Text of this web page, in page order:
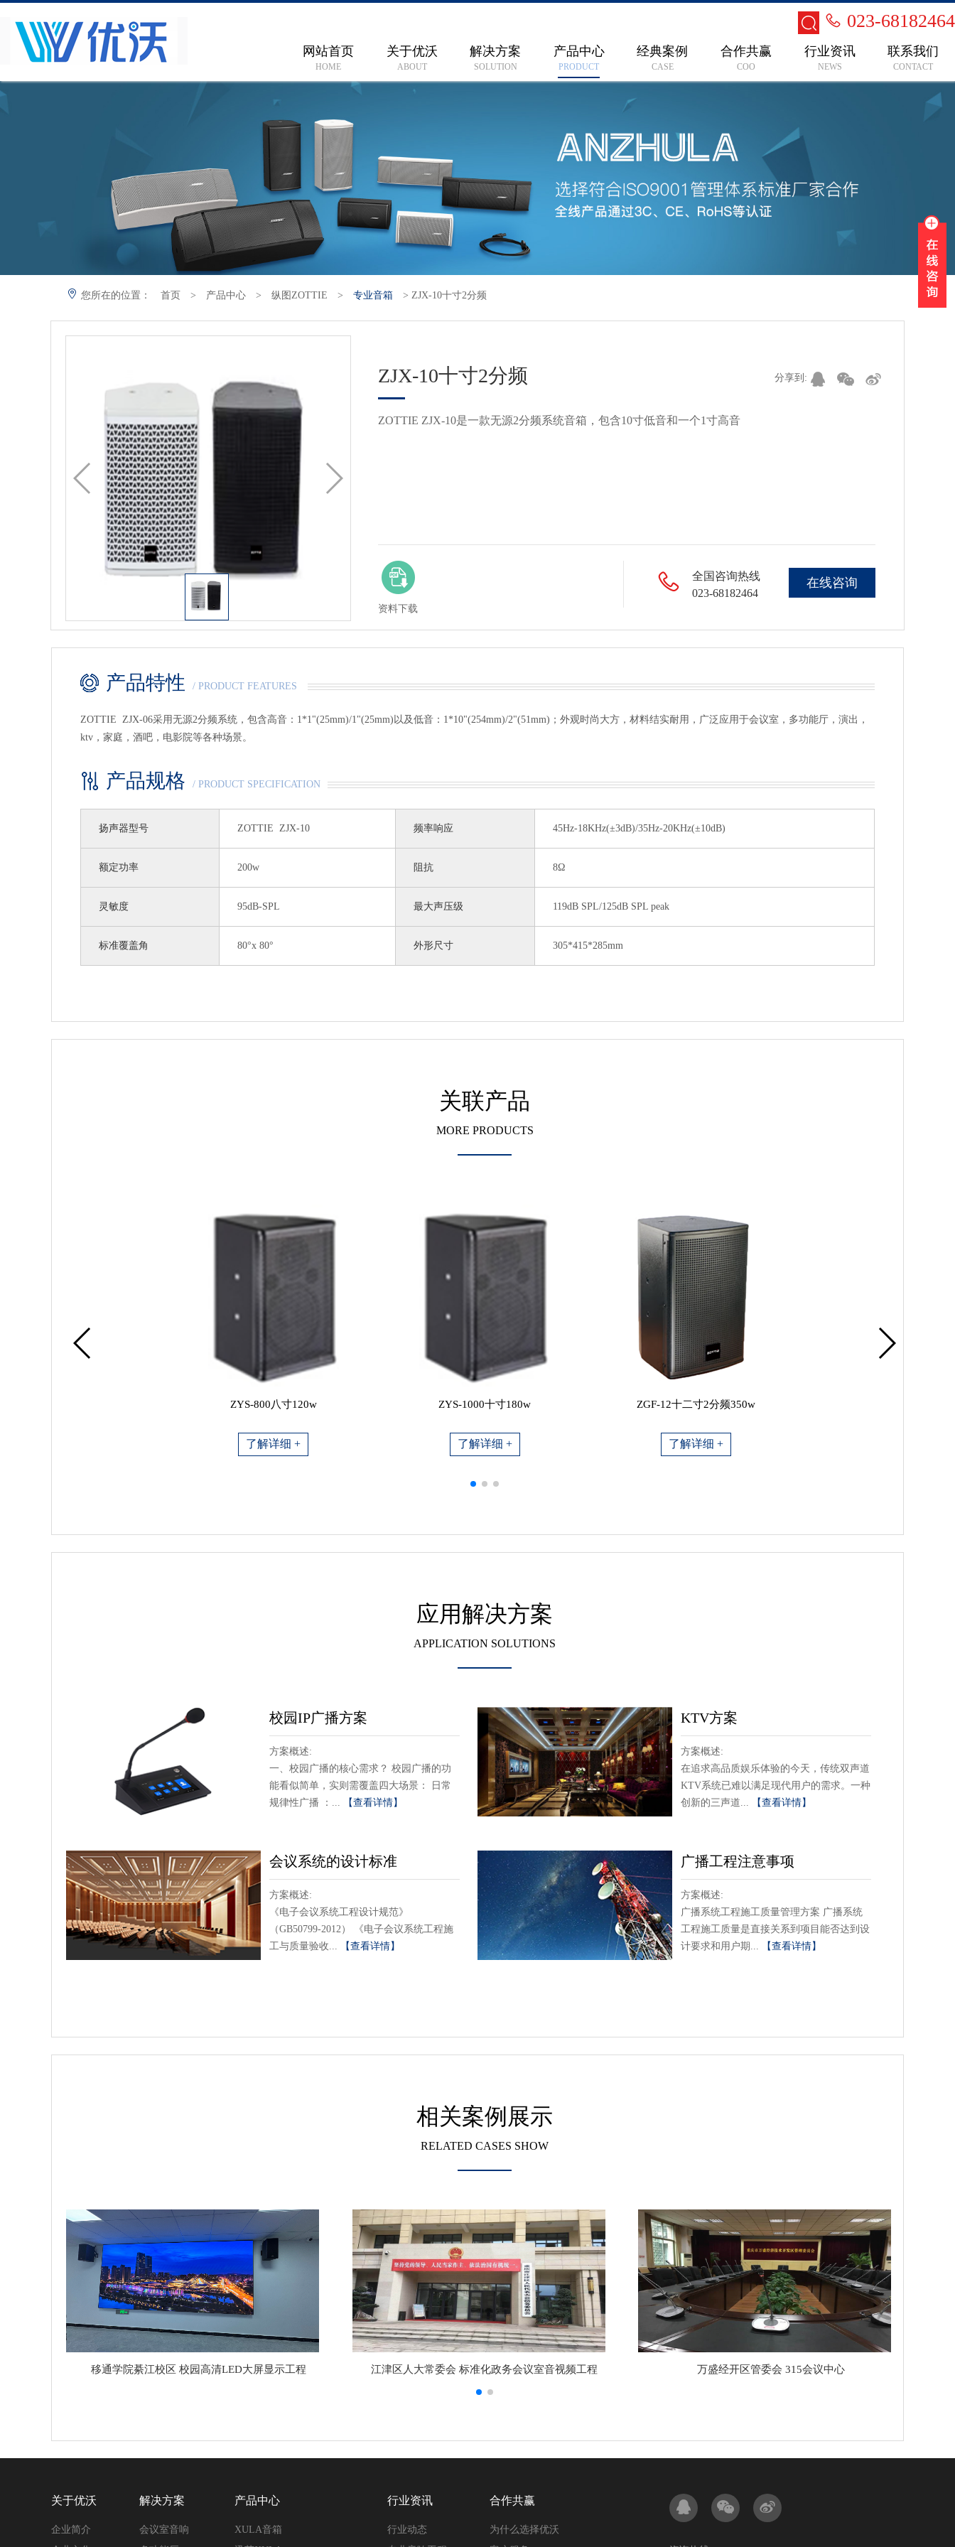
023-68182464
网站首页
HOME
关于优沃
ABOUT
解决方案
SOLUTION
产品中心
PRODUCT
经典案例
CASE
合作共赢
COO
行业资讯
NEWS
联系我们
CONTACT
您所在的位置： 首页 > 产品中心 > 纵图ZOTTIE > 专业音箱 > ZJX-10十寸2分频
ZJX-10十寸2分频
ZOTTIE ZJX-10是一款无源2分频系统音箱，包含10寸低音和一个1寸高音
分享到:
资料下载
全国咨询热线
023-68182464
在线咨询
产品特性 / PRODUCT FEATURES
ZOTTIE ZJX-06采用无源2分频系统，包含高音：1*1"(25mm)/1"(25mm)以及低音：1*10"(254mm)/2"(51mm)；外观时尚大方，材料结实耐用，广泛应用于会议室，多功能厅，演出，
ktv，家庭，酒吧，电影院等各种场景。
产品规格 / PRODUCT SPECIFICATION
扬声器型号 ZOTTIE ZJX-10 频率响应 45Hz-18KHz(±3dB)/35Hz-20KHz(±10dB)
额定功率 200w 阻抗 8Ω
灵敏度 95dB-SPL 最大声压级 119dB SPL/125dB SPL peak
标准覆盖角 80°x 80° 外形尺寸 305*415*285mm
关联产品
MORE PRODUCTS
ZYS-800八寸120w
了解详细 +
ZYS-1000十寸180w
了解详细 +
ZGF-12十二寸2分频350w
了解详细 +
应用解决方案
APPLICATION SOLUTIONS
校园IP广播方案
方案概述:
一、校园广播的核心需求？ 校园广播的功
能看似简单，实则需覆盖四大场景： 日常
规律性广播 ：...
【查看详情】
KTV方案
方案概述:
在追求高品质娱乐体验的今天，传统双声道
KTV系统已难以满足现代用户的需求。一种
创新的三声道...
【查看详情】
会议系统的设计标准
方案概述:
《电子会议系统工程设计规范》
（GB50799-2012） 《电子会议系统工程施
工与质量验收...
【查看详情】
广播工程注意事项
方案概述:
广播系统工程施工质量管理方案 广播系统
工程施工质量是直接关系到项目能否达到设
计要求和用户期...
【查看详情】
相关案例展示
RELATED CASES SHOW
移通学院綦江校区 校园高清LED大屏显示工程 江津区人大常委会 标准化政务会议室音视频工程 万盛经开区管委会 315会议中心
关于优沃
企业简介
解决方案
会议室音响
产品中心
XULA音箱
行业资讯
行业动态
合作共赢
为什么选择优沃